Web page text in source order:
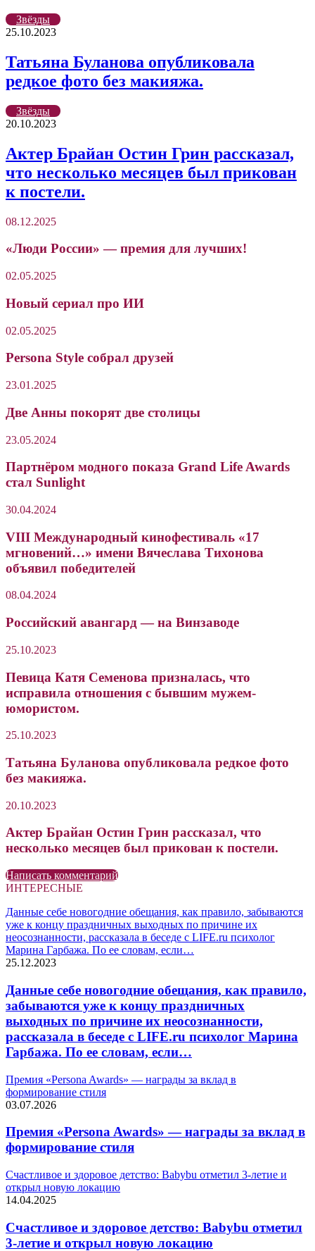
Звёзды
25.10.2023
Татьяна Буланова опубликовала
редкое фото без макияжа.
Звёзды
20.10.2023
Актер Брайан Остин Грин рассказал,
что несколько месяцев был прикован
к постели.
08.12.2025
«Люди России» — премия для лучших!
02.05.2025
Новый сериал про ИИ
02.05.2025
Persona Style собрал друзей
23.01.2025
Две Анны покорят две столицы
23.05.2024
Партнёром модного показа Grand Life Awards
стал Sunlight
30.04.2024
VIII Международный кинофестиваль «17
мгновений…» имени Вячеслава Тихонова
объявил победителей
08.04.2024
Российский авангард — на Винзаводе
25.10.2023
Певица Катя Семенова призналась, что
исправила отношения с бывшим мужем-
юмористом.
25.10.2023
Татьяна Буланова опубликовала редкое фото
без макияжа.
20.10.2023
Актер Брайан Остин Грин рассказал, что
несколько месяцев был прикован к постели.
Написать комментарий
ИНТЕРЕСНЫЕ
Данные себе новогодние обещания, как правило, забываются
уже к концу праздничных выходных по причине их
неосознанности, рассказала в беседе с LIFE.ru психолог
Марина Гарбажа. По ее словам, если…
25.12.2023
Данные себе новогодние обещания, как правило,
забываются уже к концу праздничных
выходных по причине их неосознанности,
рассказала в беседе с LIFE.ru психолог Марина
Гарбажа. По ее словам, если…
Премия «Persona Awards» — награды за вклад в
формирование стиля
03.07.2026
Премия «Persona Awards» — награды за вклад в
формирование стиля
Счастливое и здоровое детство: Babybu отметил 3-летие и
открыл новую локацию
14.04.2025
Счастливое и здоровое детство: Babybu отметил
3-летие и открыл новую локацию